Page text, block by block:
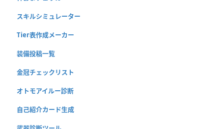
スキルシミュレーター
Tier表作成メーカー
装備投稿一覧
金冠チェックリスト
オトモアイルー診断
自己紹介カード生成